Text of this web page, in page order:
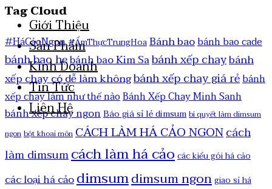
Giới Thiệu
Sản Phẩm
Kinh Doanh
Tin Tức
Liên Hệ
Tag Cloud
#HáCảoNgon#ẨmThựcTrungHoaBánh baobánh bao cade
bánh bao hẹbánh bao Kim Sabánh xếp chaybánh
xếp chay có dễ làm khôngbánh xếp chay giá rẻbánh
xếp chay làm như thế nàoBánh Xếp Chay Minh Sanh
bánh xếp chay ngonBáo giá sỉ lẻ dimsumbí quyết làm dimsum
ngonbột khoai mônCÁCH LÀM HÁ CẢO NGONcách
làm dimsumcách làm há cảocác kiểu gói há cảo
các loại há cảodimsumdimsum ngongiao sỉ há